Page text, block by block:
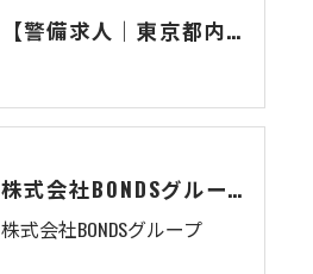
【警備求人｜東京都内】若手活躍中！夏は海の警備も担当｜BONDSグループ
株式会社BONDSグループ
株式会社BONDSグループ